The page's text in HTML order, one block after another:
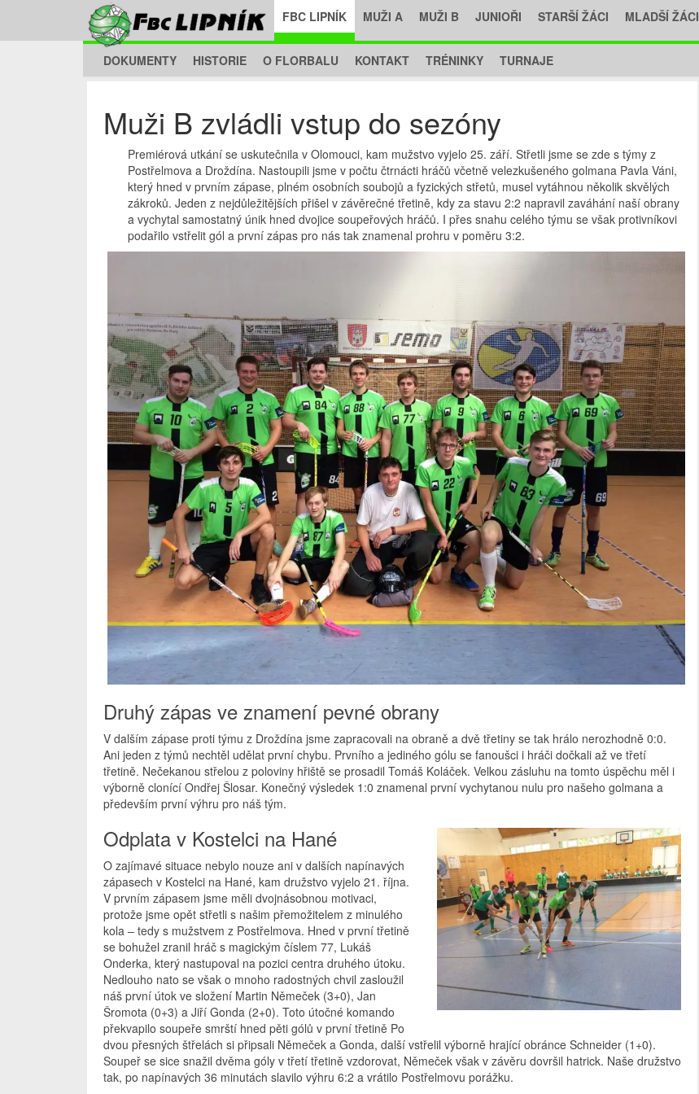
FBC LIPNÍK
DOKUMENTY HISTORIE O FLORBALU KONTAKT TRÉNINKY TURNAJE
MUŽI A MUŽI B JUNIOŘI STARŠÍ ŽÁCI MLADŠÍ ŽÁCI
Muži B zvládli vstup do sezóny
Premiérová utkání se uskutečnila v Olomouci, kam mužstvo vyjelo 25. září. Střetli jsme se zde s týmy z
Postřelmova a Droždína. Nastoupili jsme v počtu čtrnácti hráčů včetně velezkušeného golmana Pavla Váni,
který hned v prvním zápase, plném osobních soubojů a fyzických střetů, musel vytáhnou několik skvělých
zákroků. Jeden z nejdůležitějších přišel v závěrečné třetině, kdy za stavu 2:2 napravil zaváhání naší obrany
a vychytal samostatný únik hned dvojice soupeřových hráčů. I přes snahu celého týmu se však protivníkovi
podařilo vstřelit gól a první zápas pro nás tak znamenal prohru v poměru 3:2.
Druhý zápas ve znamení pevné obrany
V dalším zápase proti týmu z Droždína jsme zapracovali na obraně a dvě třetiny se tak hrálo nerozhodně 0:0.
Ani jeden z týmů nechtěl udělat první chybu. Prvního a jediného gólu se fanoušci i hráči dočkali až ve třetí
třetině. Nečekanou střelou z poloviny hřiště se prosadil Tomáš Koláček. Velkou zásluhu na tomto úspěchu měl i
výborně clonící Ondřej Šlosar. Konečný výsledek 1:0 znamenal první vychytanou nulu pro našeho golmana a
především první výhru pro náš tým.
Odplata v Kostelci na Hané
O zajímavé situace nebylo nouze ani v dalších napínavých
zápasech v Kostelci na Hané, kam družstvo vyjelo 21. října.
V prvním zápasem jsme měli dvojnásobnou motivaci,
protože jsme opět střetli s našim přemožitelem z minulého
kola – tedy s mužstvem z Postřelmova. Hned v první třetině
se bohužel zranil hráč s magickým číslem 77, Lukáš
Onderka, který nastupoval na pozici centra druhého útoku.
Nedlouho nato se však o mnoho radostných chvil zasloužil
náš první útok ve složení Martin Němeček (3+0), Jan
Šromota (0+3) a Jiří Gonda (2+0). Toto útočné komando
překvapilo soupeře smrští hned pěti gólů v první třetině Po
dvou přesných štřelách si připsali Němeček a Gonda, další vstřelil výborně hrající obránce Schneider (1+0).
Soupeř se sice snažil dvěma góly v třetí třetině vzdorovat, Němeček však v závěru dovršil hatrick. Naše družstvo
tak, po napínavých 36 minutách slavilo výhru 6:2 a vrátilo Postřelmovu porážku.